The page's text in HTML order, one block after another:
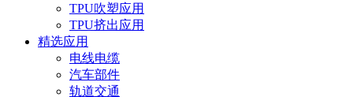
TPU吹塑应用
TPU挤出应用
精选应用
电线电缆
汽车部件
轨道交通